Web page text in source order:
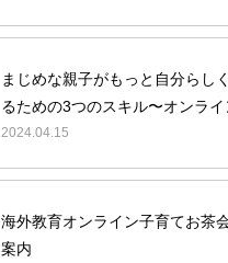
まじめな親子がもっと自分らし
るための3つのスキル〜オンライ
ナーのご案内
2024.04.15
海外教育オンライン子育てお茶
案内